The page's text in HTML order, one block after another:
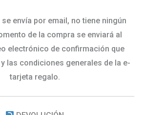
se envía por email, no tiene ningún
de la compra se enviará al
electrónico de confirmación que
las condiciones generales de la e-
tarjeta regalo.